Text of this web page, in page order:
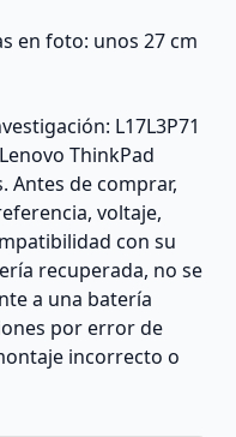
en foto: unos 27 cm
L17L3P71
ThinkPad
Antes de comprar,
voltaje,
con su
recuperada, no se
a una batería
por error de
incorrecto o